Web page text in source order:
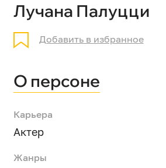
Лучана Палуцци
Добавить в избранное
О персоне
Карьера
Актер
Жанры